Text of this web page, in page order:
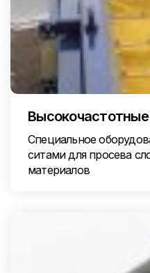
Высокочастотные
Специальное
ситами для просева
материалов